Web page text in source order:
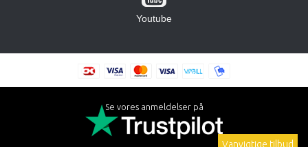
Vanvigtige tilbud
Youtube
Se vores anmeldelser på